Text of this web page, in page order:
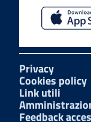
Privacy
Cookies policy
Link utili
Feedback